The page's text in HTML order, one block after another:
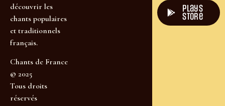
découvrir les
chants populaires
et traditionnels
français.
Chants de France
© 2025
Tous droits
réservés
plays
store